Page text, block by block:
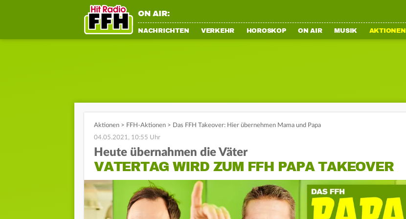
ON AIR:
NACHRICHTEN VERKEHR HOROSKOP ON AIR MUSIK AKTIONEN
Aktionen > FFH-Aktionen > Das FFH Takeover: Hier übernehmen Mama und Papa
04.05.2021, 10:55 Uhr
Heute übernahmen die Väter
VATERTAG WIRD ZUM FFH PAPA TAKEOVER